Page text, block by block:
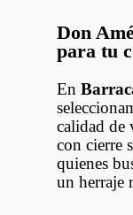
Don
para tu
En
calidad de
con cierre
quienes
un herraje